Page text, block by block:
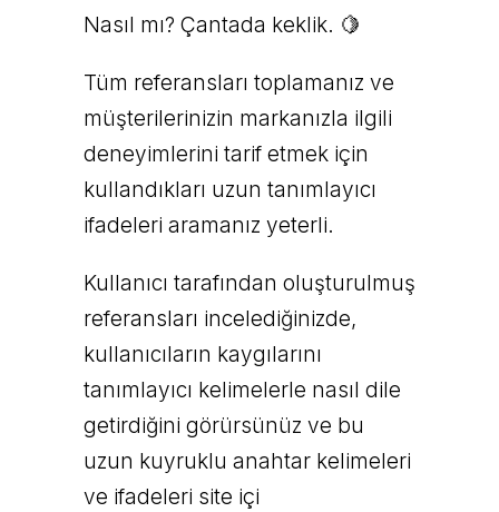
Nasıl mı? Çantada keklik. 🍋
Tüm referansları toplamanız ve
müşterilerinizin markanızla ilgili
deneyimlerini tarif etmek için
kullandıkları uzun tanımlayıcı
ifadeleri aramanız yeterli.
Kullanıcı tarafından oluşturulmuş
referansları incelediğinizde,
kullanıcıların kaygılarını
tanımlayıcı kelimelerle nasıl dile
getirdiğini görürsünüz ve bu
uzun kuyruklu anahtar kelimeleri
ve ifadeleri site içi